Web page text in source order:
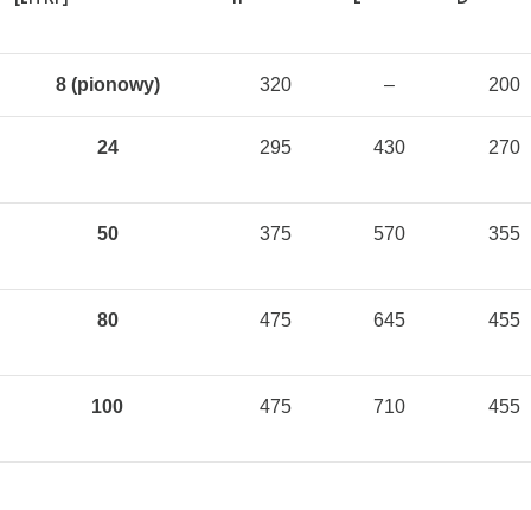
8 (pionowy) 320 – 200
24 295 430 270
50 375 570 355
80 475 645 455
100 475 710 455